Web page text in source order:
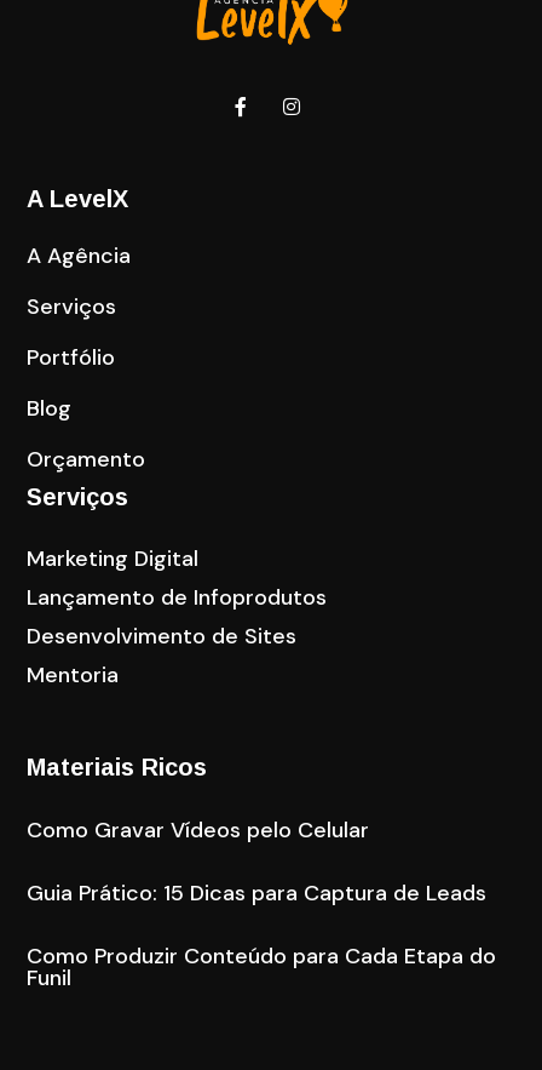
A LevelX
A Agência
Serviços
Portfólio
Blog
Orçamento
Serviços
Marketing Digital
Lançamento de Infoprodutos
Desenvolvimento de Sites
Mentoria
Materiais Ricos
Como Gravar Vídeos pelo Celular
Guia Prático: 15 Dicas para Captura de Leads
Como Produzir Conteúdo para Cada Etapa do
Funil